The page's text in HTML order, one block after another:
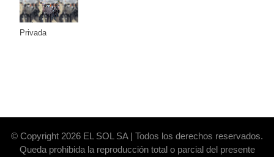
la Ley de
Propiedad
Privada
© Copyright 2026 EL SOL SA | Todos los derechos reservados.
Queda prohibida la reproducción total o parcial del presente